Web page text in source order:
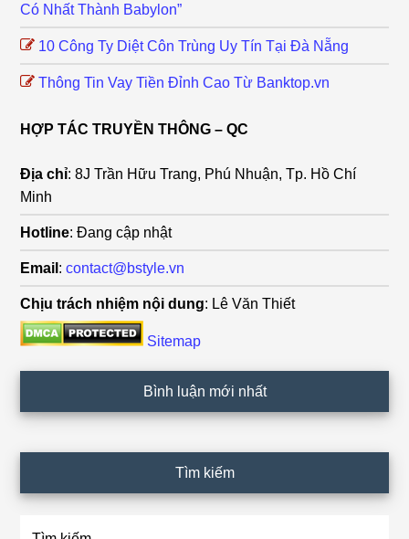
Có Nhất Thành Babylon”
10 Công Ty Diệt Côn Trùng Uy Tín Tại Đà Nẵng
Thông Tin Vay Tiền Đỉnh Cao Từ Banktop.vn
HỢP TÁC TRUYỀN THÔNG – QC
Địa chỉ: 8J Trần Hữu Trang, Phú Nhuận, Tp. Hồ Chí
Minh
Hotline: Đang cập nhật
Email :contact@bstyle.vn
Chịu trách nhiệm nội dung: Lê Văn Thiết
Sitemap
Bình luận mới nhất
Tìm kiếm